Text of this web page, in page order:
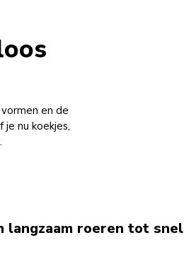
en de
nu koekjes,
langzaam roeren tot snel